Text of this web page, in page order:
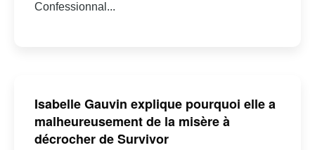
Confessionnal...
Isabelle Gauvin explique pourquoi elle a
malheureusement de la misère à
décrocher de Survivor